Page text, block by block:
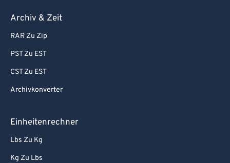
Archiv & Zeit
RAR Zu Zip
PST Zu EST
CST Zu EST
Archivkonverter
Einheitenrechner
Lbs Zu Kg
Kg Zu Lbs